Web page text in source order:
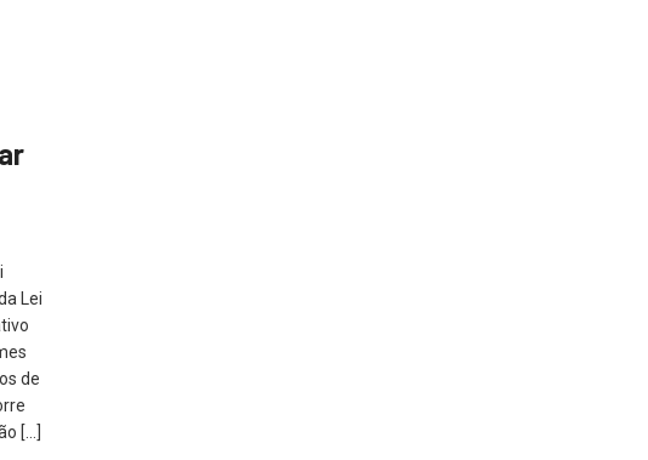
Lei
de
[…]